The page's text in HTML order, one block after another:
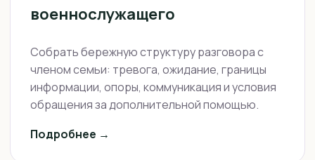
военнослужащего
Собрать бережную структуру разговора с
членом семьи: тревога, ожидание, границы
информации, опоры, коммуникация и условия
обращения за дополнительной помощью.
Подробнее →